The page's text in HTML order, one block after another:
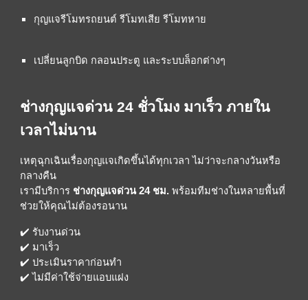
กุญแจรีโมทรถยนต์ รีโมทเสีย รีโมทหาย
เปลี่ยนลูกบิด กลอนประตู และระบบล็อกต่างๆ
ช่างกุญแจด่วน 24 ชั่วโมง มาเร็ว ภายใน
เวลาไม่นาน
เหตุฉุกเฉินเรื่องกุญแจเกิดขึ้นได้ทุกเวลา ไม่ว่าจะกลางวันหรือ
กลางคืน
เรามีบริการ ช่างกุญแจด่วน 24 ชม. พร้อมทีมช่างในหลายพื้นที่
ช่วยให้คุณไม่ต้องรอนาน
✔️ รับงานด่วน
✔️ มาเร็ว
✔️ ประเมินราคาก่อนทำ
✔️ ไม่มีค่าใช้จ่ายแอบแฝง